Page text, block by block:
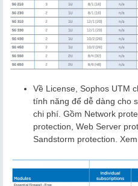
Về License, Sophos UTM
tính năng để dễ dàng cho
chi phí. Gồm Network
protection, Web Server
Sandstorm protection.